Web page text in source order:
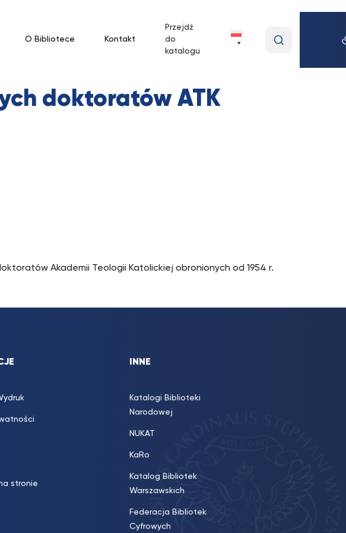
O Bibliotece Kontakt
Przejdź
do
katalogu
doktoratów ATK
Akademii Teologii Katolickiej obronionych od 1954 r.
stronie
INNE
Katalogi Biblioteki
Narodowej
NUKAT
KaRo
Katalog Bibliotek
Warszawskich
Federacja Bibliotek
Cyfrowych